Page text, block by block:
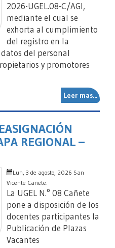
2026-UGEL.08-C/AGI,
mediante el cual se
exhorta al cumplimiento
del registro en la
del personal
y promotores
Leer mas...
REGIONAL –
Lun, 3 de agosto, 2026 San
Vicente Cañete.
La UGEL N.° 08 Cañete
pone a disposición de los
docentes participantes la
Publicación de Plazas
Vacantes